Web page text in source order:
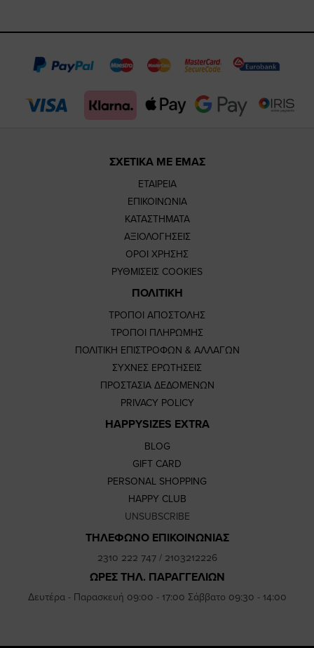
https://
page
https://
page
https://
page
our
TikTok
page
ΣΧΕΤΙΚΑ ΜΕ ΕΜΑΣ
ΕΤΑΙΡΕΙΑ
ΕΠΙΚΟΙΝΩΝΙΑ
ΚΑΤΑΣΤΗΜΑΤΑ
ΑΞΙΟΛΟΓΗΣΕΙΣ
ΟΡΟΙ ΧΡΗΣΗΣ
ΡΥΘΜΙΣΕΙΣ COOKIES
ΠΟΛΙΤΙΚΗ
ΤΡΟΠΟΙ ΑΠΟΣΤΟΛΗΣ
ΤΡΟΠΟΙ ΠΛΗΡΩΜΗΣ
ΠΟΛΙΤΙΚΗ ΕΠΙΣΤΡΟΦΩΝ & ΑΛΛΑΓΩΝ
ΣΥΧΝΕΣ ΕΡΩΤΗΣΕΙΣ
ΠΡΟΣΤΑΣΙΑ ΔΕΔΟΜΕΝΩΝ
PRIVACY POLICY
HAPPYSIZES EXTRA
BLOG
GIFT CARD
PERSONAL SHOPPING
HAPPY CLUB
UNSUBSCRIBE
ΤΗΛΕΦΩΝΟ ΕΠΙΚΟΙΝΩΝΙΑΣ
2310 222 747/ 2103212226
ΩΡΕΣ ΤΗΛ. ΠΑΡΑΓΓΕΛΙΩΝ
Δευτέρα - Παρασκευή 09:00 - 17:00 Σάββατο 09:30 - 14:00